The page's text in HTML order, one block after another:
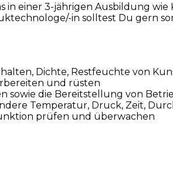
einer 3-jährigen Ausbildung
in solltest Du gern
Dichte, Restfeuchte von
und rüsten
sowie die Bereitstellung von
Temperatur, Druck, Zeit,
prüfen und überwachen